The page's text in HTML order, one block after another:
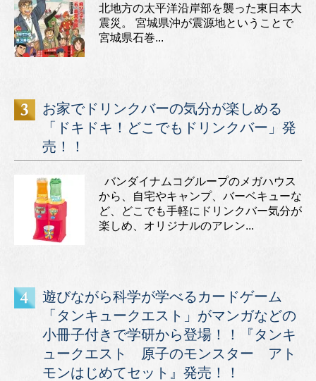
北地方の太平洋沿岸部を襲った東日本大
震災。 宮城県沖が震源地ということで
宮城県石巻...
お家でドリンクバーの気分が楽しめる
「ドキドキ！どこでもドリンクバー」発
売！！
バンダイナムコグループのメガハウス
から、自宅やキャンプ、バーベキューな
ど、どこでも手軽にドリンクバー気分が
楽しめ、オリジナルのアレン...
遊びながら科学が学べるカードゲーム
「タンキュークエスト」がマンガなどの
小冊子付きで学研から登場！！『タンキ
ュークエスト 原子のモンスター アト
モンはじめてセット』発売！！